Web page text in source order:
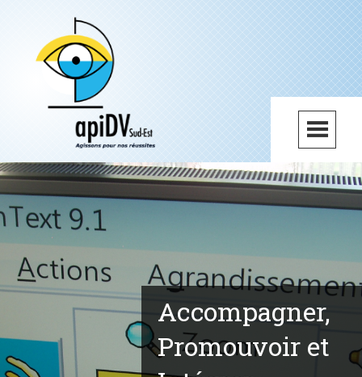
content
Accompagner,
Promouvoir et